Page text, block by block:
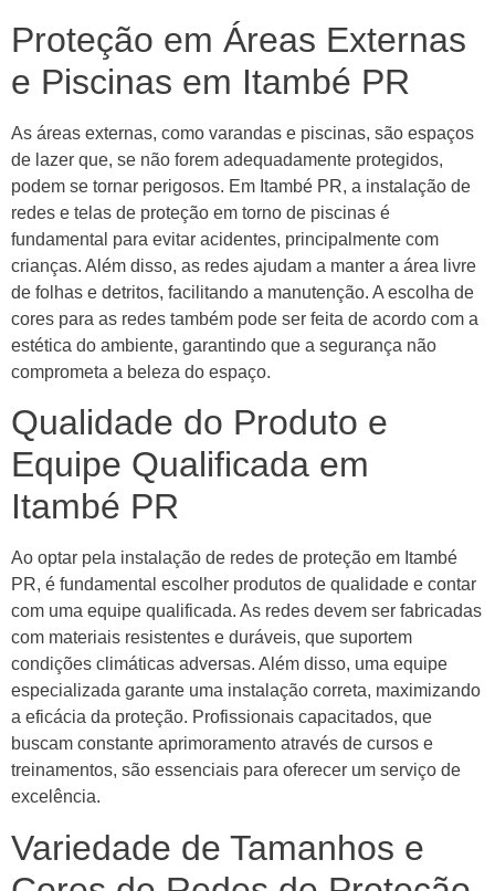
Proteção em Áreas Externas
e Piscinas em Itambé PR
As áreas externas, como varandas e piscinas, são espaços
de lazer que, se não forem adequadamente protegidos,
podem se tornar perigosos. Em Itambé PR, a instalação de
redes e telas de proteção em torno de piscinas é
fundamental para evitar acidentes, principalmente com
crianças. Além disso, as redes ajudam a manter a área livre
de folhas e detritos, facilitando a manutenção. A escolha de
cores para as redes também pode ser feita de acordo com a
estética do ambiente, garantindo que a segurança não
comprometa a beleza do espaço.
Qualidade do Produto e
Equipe Qualificada em
Itambé PR
Ao optar pela instalação de redes de proteção em Itambé
PR, é fundamental escolher produtos de qualidade e contar
com uma equipe qualificada. As redes devem ser fabricadas
com materiais resistentes e duráveis, que suportem
condições climáticas adversas. Além disso, uma equipe
especializada garante uma instalação correta, maximizando
a eficácia da proteção. Profissionais capacitados, que
buscam constante aprimoramento através de cursos e
treinamentos, são essenciais para oferecer um serviço de
excelência.
Variedade de Tamanhos e